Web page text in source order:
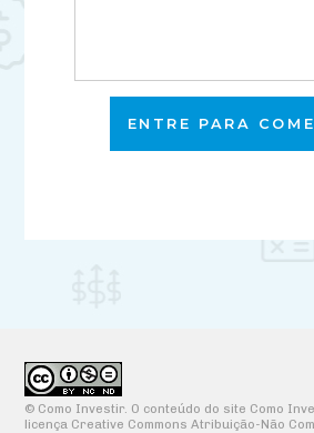
ENTRE PARA
© Como Investir. O conteúdo do site Como
licença Creative Commons Atribuição-Não